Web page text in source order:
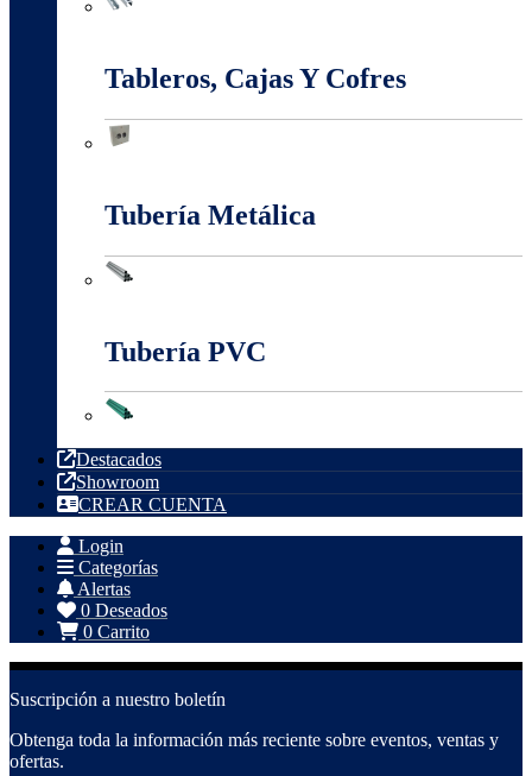
Tableros, Cajas Y Cofres
Tubería Metálica
Tubería PVC
Destacados
Showroom
CREAR CUENTA
Login
Categorías
Alertas
0 Deseados
0 Carrito
Suscripción a nuestro boletín
Obtenga toda la información más reciente sobre eventos, ventas y
ofertas.